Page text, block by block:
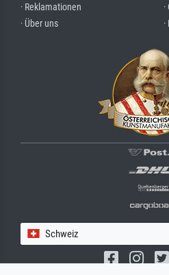
· Reklamationen
· Über uns
Schweiz